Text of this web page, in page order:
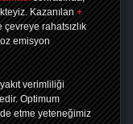
Kazanılan +
rahatsızlık
emisyon
yakıt verimliliği
Optimum
etme yeteneğimiz